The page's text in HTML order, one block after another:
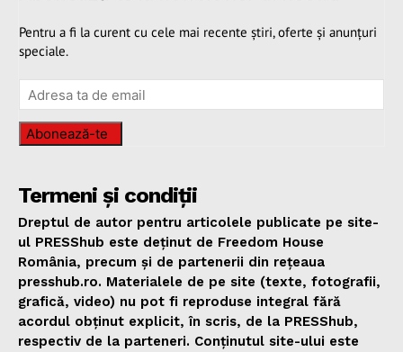
Pentru a fi la curent cu cele mai recente știri, oferte și anunțuri
speciale.
Abonează-te
Termeni și condiții
Dreptul de autor pentru articolele publicate pe site-
ul PRESShub este deținut de Freedom House
România, precum și de partenerii din rețeaua
presshub.ro. Materialele de pe site (texte, fotografii,
grafică, video) nu pot fi reproduse integral fără
acordul obținut explicit, în scris, de la PRESShub,
respectiv de la parteneri. Conținutul site-ului este